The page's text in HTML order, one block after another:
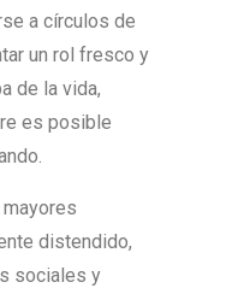
a círculos de
un rol fresco y
de la vida,
es posible
distendido,
sociales y